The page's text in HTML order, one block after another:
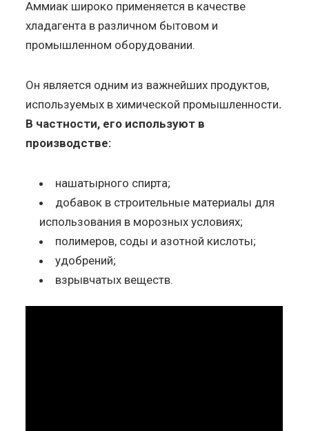
Аммиак широко применяется в качестве
хладагента в различном бытовом и
промышленном оборудовании.
Он является одним из важнейших продуктов,
используемых в химической промышленности.
В частности, его используют в
производстве:
нашатырного спирта;
добавок в строительные материалы для
использования в морозных условиях;
полимеров, соды и азотной кислоты;
удобрений;
взрывчатых веществ.